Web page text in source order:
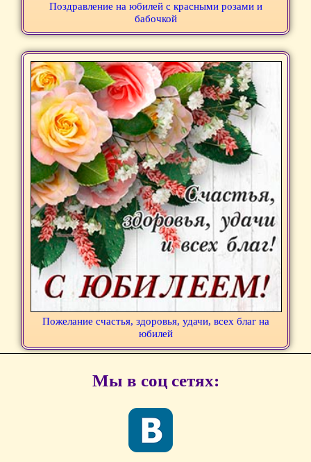
Поздравление на юбилей с красными розами и
бабочкой
Пожелание счастья, здоровья, удачи, всех благ на
юбилей
Мы в соц сетях: